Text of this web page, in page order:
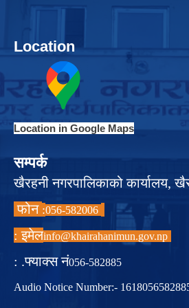
Location
Location in Google Maps
सम्पर्क
खैरहनी नगरपालिकाको कार्यालय,
फोन :
इमेल :info@khairahanimun.gov.np
फ्याक्स नं. :056-582885